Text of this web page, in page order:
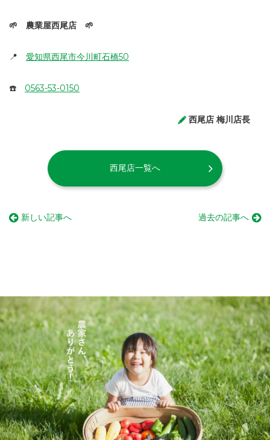
🌱 農業屋西尾店 🌱
📍 愛知県西尾市今川町石橋50
☎️ 0563-53-0150
西尾店 梅川店長
西尾店一覧へ
新しい記事へ 過去の記事へ